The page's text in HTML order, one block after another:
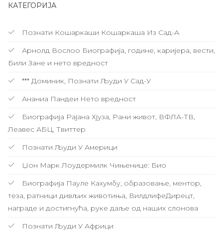
КАТЕГОРИЈА
Познати Кошаркаши Кошаркаша Из Сад-А
Арнолд Вослоо Биографија, године, каријера, вести,
Били Зане и нето вредност
*** Доминик, Познати Људи У Сад-У
Ананиа Пандеи Нето вредност
Биографија Рајана Хјуза, Рани живот, ВФЛА-ТВ,
Леавес АБЦ, Твиттер
Познати Људи У Америци
Џон Марк Лоудермилк Чињенице: Био
Биографија Пауле Кахумбу, образовање, ментор,
теза, ратници дивљих животиња, ВилдлифеДирецт,
награде и достигнућа, руке даље од наших слонова
Познати Људи У Африци